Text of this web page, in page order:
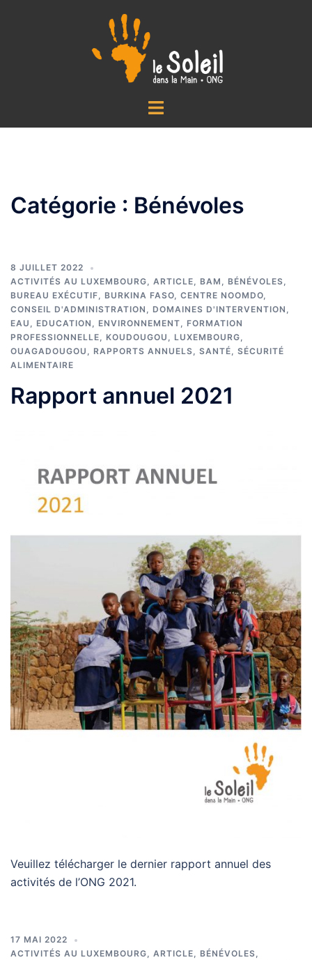
Ouvrir/fermer
Catégorie : Bénévoles
8 JUILLET 2022
ACTIVITÉS AU LUXEMBOURG, ARTICLE, BAM , BÉNÉVOLES,
BUREAU EXÉCUTIF, BURKINA FASO, CENTRE NOOMDO,
CONSEIL D'ADMINISTRATION , DOMAINES D'INTERVENTION ,
EAU , EDUCATION , ENVIRONNEMENT, FORMATION
PROFESSIONNELLE, KOUDOUGOU , LUXEMBOURG,
OUAGADOUGOU , RAPPORTS ANNUELS, SANTÉ, SÉCURITÉ
ALIMENTAIRE
Rapport annuel 2021
Veuillez télécharger le dernier rapport annuel des
activités de l’ONG 2021.
17 MAI 2022
ACTIVITÉS AU LUXEMBOURG, ARTICLE, BÉNÉVOLES,